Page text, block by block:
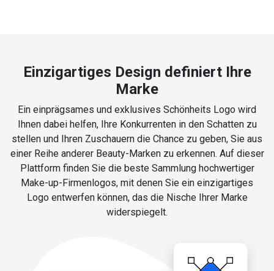
Einzigartiges Design definiert Ihre
Marke
Ein einprägsames und exklusives Schönheits Logo wird
Ihnen dabei helfen, Ihre Konkurrenten in den Schatten zu
stellen und Ihren Zuschauern die Chance zu geben, Sie aus
einer Reihe anderer Beauty-Marken zu erkennen. Auf dieser
Plattform finden Sie die beste Sammlung hochwertiger
Make-up-Firmenlogos, mit denen Sie ein einzigartiges
Logo entwerfen können, das die Nische Ihrer Marke
widerspiegelt.